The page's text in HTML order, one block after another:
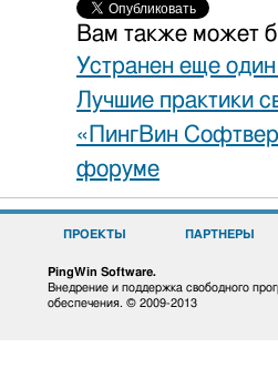
Вам также может
Устранен еще
Лучшие практики
«ПингВин
форуме
ПРОЕКТЫ ПАРТНЕРЫ
PingWin Software.
Внедрение и поддержка свободного
обеспечения. © 2009-2013